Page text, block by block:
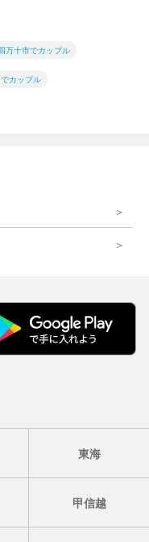
万十市でカップル
カップル
東海
甲信越